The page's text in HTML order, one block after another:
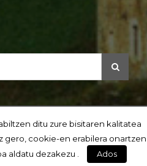
ditu zure bisitaren kalitatea
gero, cookie-en erabilera onartzen
aldatu dezakezu .
Ados